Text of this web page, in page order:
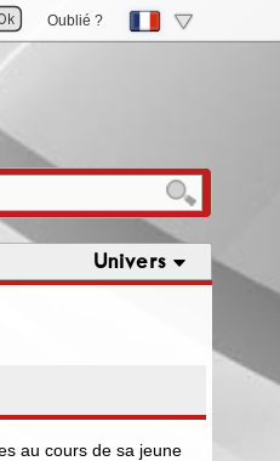
Oublié ?
Univers
au cours de sa jeune